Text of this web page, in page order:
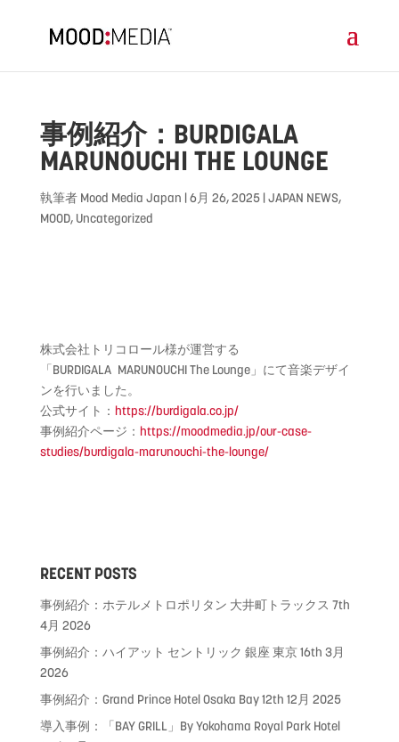
事例紹介：BURDIGALA
MARUNOUCHI THE LOUNGE
執筆者 Mood Media Japan |6月 26, 2025|JAPAN NEWS,
MOOD, Uncategorized
株式会社トリコロール様が運営する
「BURDIGALAMARUNOUCHI The Lounge」にて音楽デザイ
ンを行いました。
公式サイト： https://burdigala.co.jp/
事例紹介ページ： https://moodmedia.jp/our-case-
studies/burdigala-marunouchi-the-lounge/
RECENT POSTS
事例紹介：ホテルメトロポリタン 大井町トラックス 7th
4月 2026
事例紹介：ハイアット セントリック 銀座 東京16th 3月
2026
事例紹介：Grand Prince Hotel Osaka Bay12th 12月 2025
導入事例：「BAY GRILL」By Yokohama Royal Park Hotel